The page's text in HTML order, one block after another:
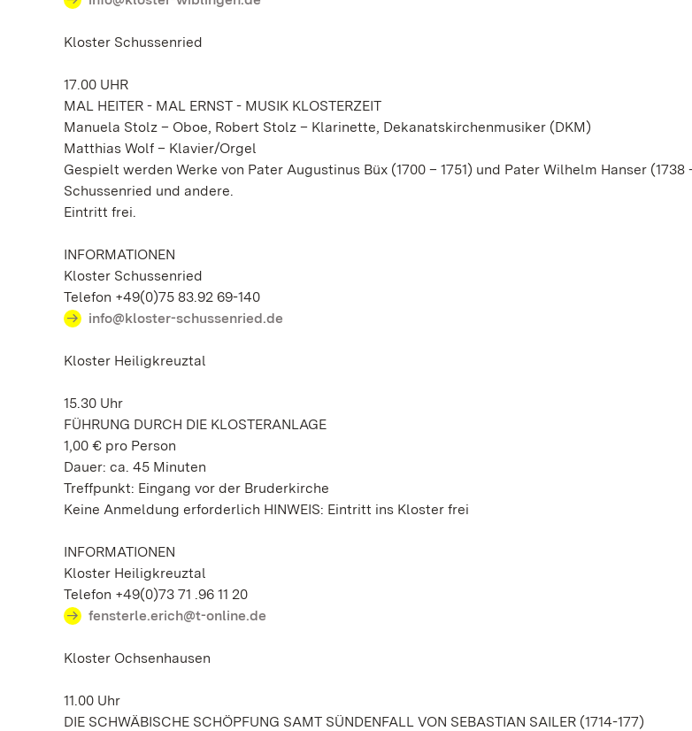
Kloster Schussenried
17.00 UHR
MAL HEITER - MAL ERNST - MUSIK KLOSTERZEIT
Manuela Stolz – Oboe, Robert Stolz – Klarinette, Dekanatskirchenmusiker (DKM)
Matthias Wolf – Klavier/Orgel
Gespielt werden Werke von Pater Augustinus Büx (1700 – 1751) und Pater Wilhelm Hanser (1738
Schussenried und andere.
Eintritt frei.
INFORMATIONEN
Kloster Schussenried
Telefon +49(0)75 83.92 69-140
info@kloster-schussenried.de
Kloster Heiligkreuztal
15.30 Uhr
FÜHRUNG DURCH DIE KLOSTERANLAGE
1,00 € pro Person
Dauer: ca. 45 Minuten
Treffpunkt: Eingang vor der Bruderkirche
Keine Anmeldung erforderlich HINWEIS: Eintritt ins Kloster frei
INFORMATIONEN
Kloster Heiligkreuztal
Telefon +49(0)73 71 .96 11 20
fensterle.erich@t-online.de
Kloster Ochsenhausen
11.00 Uhr
DIE SCHWÄBISCHE SCHÖPFUNG SAMT SÜNDENFALL VON SEBASTIAN SAILER (1714-177)